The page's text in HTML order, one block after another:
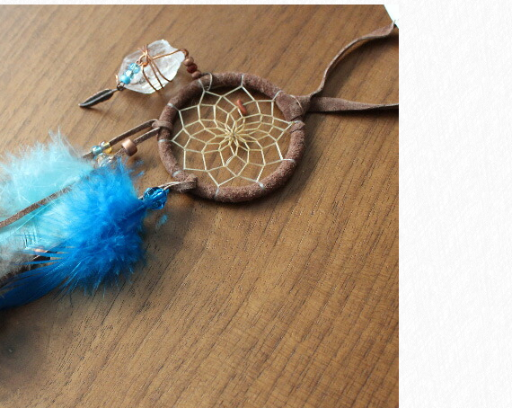
茶
系
＋
タ
ー
コ
イ
ズ
フ
ェ
ザ
ー
＆
ク
オ
ー
ツ
ク
リ
ス
タ